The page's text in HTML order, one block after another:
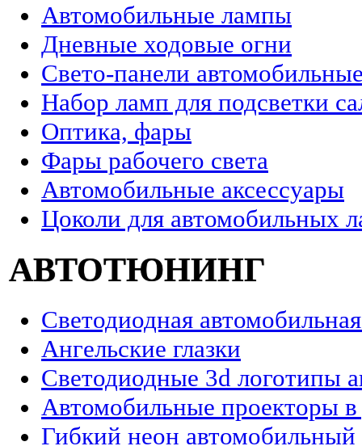
Автомобильные лампы
Дневные ходовые огни
Свето-панели
Набор ламп для подсветки
Оптика, фары
Фары рабочего света
Автомобильные аксессуары
Цоколи для автомобильных
АВТОТЮНИНГ
Светодиодная
Ангельские глазки
Светодиодные 3d логотипы
Автомобильные проекторы в
Гибкий неон автомобильный